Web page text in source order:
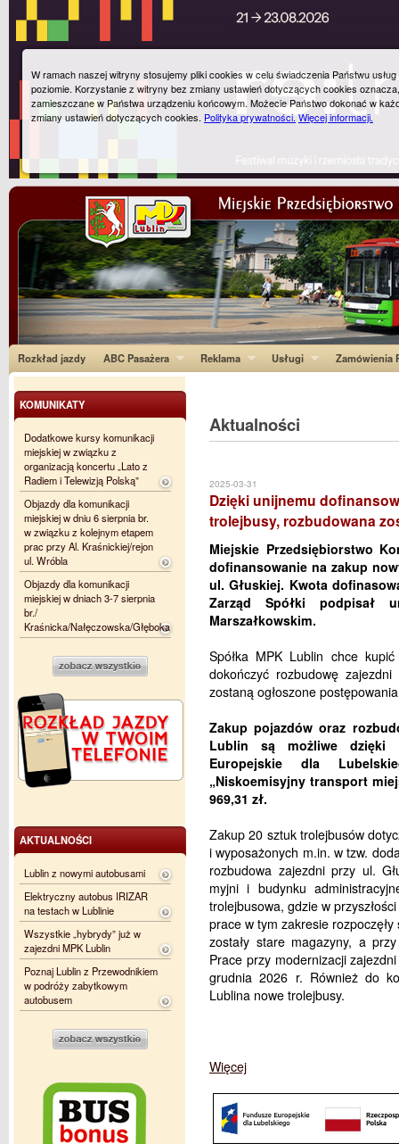
Rozkład jazdy ABC Pasażera Reklama Usługi Zamówienia
Aktualności
2025-03-31
Dzięki unijnemu
trolejbusy, rozbudowana
Miejskie Przedsiębiorstwo
dofinansowanie na zakup
ul. Głuskiej. Kwota
Zarząd Spółki podpisał
Marszałkowskim.
Spółka MPK Lublin chce
dokończyć rozbudowę
zostaną ogłoszone
Zakup pojazdów oraz
Lublin są możliwe dzięki
Europejskie dla
„Niskoemisyjny transport
969,31 zł.
Zakup 20 sztuk trolejbusów
i wyposażonych m.in. w tzw.
rozbudowa zajezdni przy ul.
myjni i budynku
trolejbusowa, gdzie w
prace w tym zakresie
zostały stare magazyny, a
Prace przy modernizacji
grudnia 2026 r. Również do
Lublina nowe trolejbusy.
Więcej
KOMUNIKATY
Dodatkowe kursy komunikacji
miejskiej w związku z
organizacją koncertu „Lato z
Radiem i Telewizją Polską”
Objazdy dla komunikacji
miejskiej w dniu 6 sierpnia br.
w związku z kolejnym etapem
prac przy Al. Kraśnickiej/rejon
ul. Wróbla
Objazdy dla komunikacji
miejskiej w dniach 3-7 sierpnia
br./
Kraśnicka/Nałęczowska/Głęboka
AKTUALNOŚCI
Lublin z nowymi autobusami
Elektryczny autobus IRIZAR
na testach w Lublinie
Wszystkie „hybrydy” już w
zajezdni MPK Lublin
Poznaj Lublin z Przewodnikiem
w podróży zabytkowym
autobusem
W ramach naszej witryny stosujemy pliki cookies w celu świadczenia Państwu
poziomie. Korzystanie z witryny bez zmiany ustawień dotyczących cookies
zamieszczane w Państwa urządzeniu końcowym. Możecie Państwo dokonać w
zmiany ustawień dotyczących cookies. Polityka prywatności.Więcej informacji.